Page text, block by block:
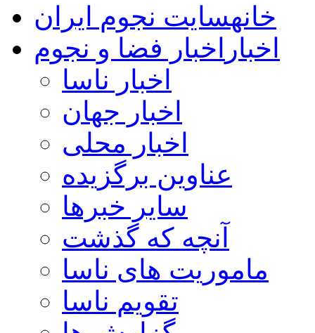
خانهسایت نجوم ایران
اخبار اخبار فضا و نجوم
اخبار ناسا
اخبار جهان
اخبار محلی
عناوین برگزیده
سایر خبرها
آنچه که گذشت
ماموریت های ناسا
تقویم ناسا